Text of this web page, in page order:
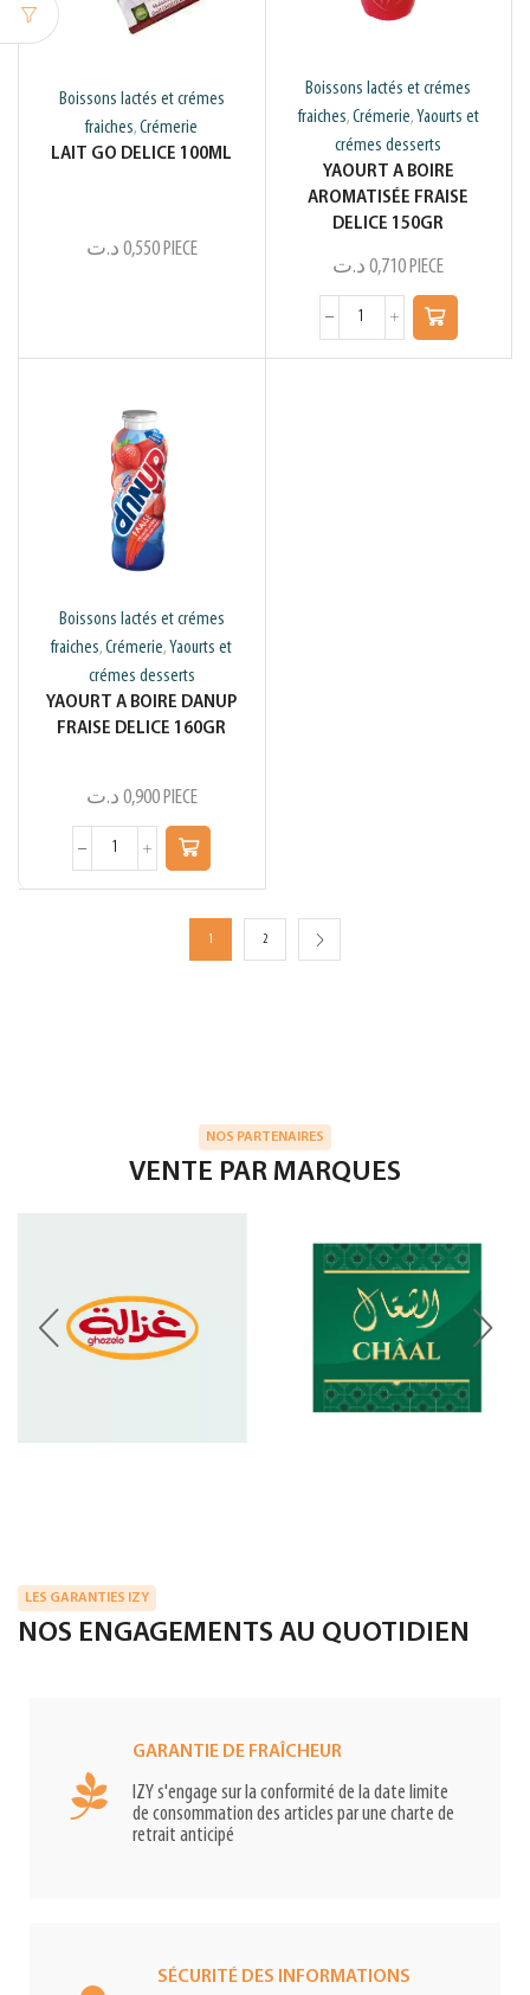
Boissons lactés et crémes
fraiches,Crémerie
LAIT GO DELICE 100ML
0,550 د.ت PIECE
Boissons lactés et crémes
fraiches, Crémerie, Yaourts et
crémes desserts
YAOURT A BOIRE
AROMATISÉE FRAISE
DELICE 150GR
0,710 د.ت PIECE
Boissons lactés et crémes
fraiches,Crémerie, Yaourts et
crémes desserts
YAOURT A BOIRE DANUP
FRAISE DELICE 160GR
0,900 د.ت PIECE
1 2
NOS PARTENAIRES
VENTE PAR MARQUES
LES GARANTIES IZY
NOS ENGAGEMENTS AU QUOTIDIEN
GARANTIE DE FRAÎCHEUR
IZY s'engage sur la conformité de la date limite
de consommation des articles par une charte de
retrait anticipé
SÉCURITÉ DES INFORMATIONS